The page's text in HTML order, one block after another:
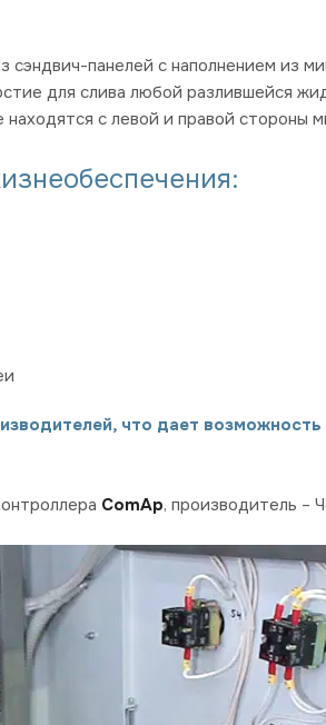
панелей с наполнением из
для слива любой разлившейся
с левой и правой стороны
что дает
ComAp, производитель –